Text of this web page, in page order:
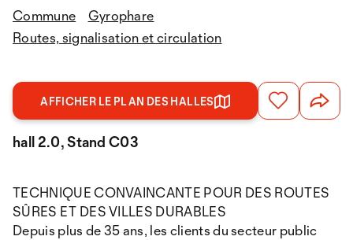
Commune
Gyrophare
Routes, signalisation et circulation
AFFICHER LE PLAN DES HALLES
hall 2.0, Stand C03
TECHNIQUE CONVAINCANTE POUR DES ROUTES
SÛRES ET DES VILLES DURABLES
Depuis plus de 35 ans, les clients du secteur public